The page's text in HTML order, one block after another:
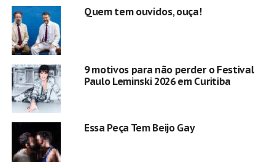
Quem tem ouvidos, ouça!
9 motivos para não perder o Festival
Paulo Leminski 2026 em Curitiba
Essa Peça Tem Beijo Gay